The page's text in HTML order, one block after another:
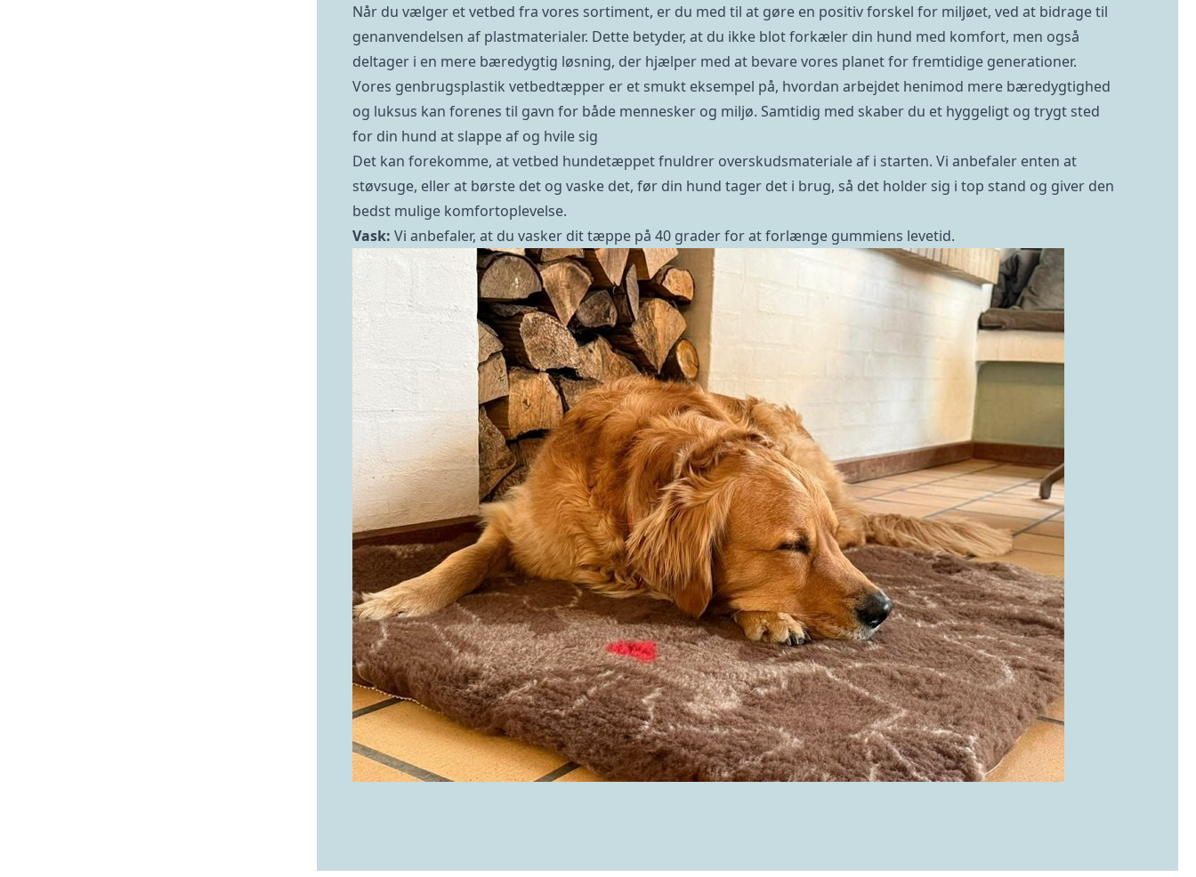
Når du vælger et vetbed fra vores sortiment, er du med til at gøre en positiv forskel for miljøet, ved at bidrage til
genanvendelsen af plastmaterialer. Dette betyder, at du ikke blot forkæler din hund med komfort, men også
deltager i en mere bæredygtig løsning, der hjælper med at bevare vores planet for fremtidige generationer.
Vores genbrugsplastik vetbedtæpper er et smukt eksempel på, hvordan arbejdet henimod mere bæredygtighed
og luksus kan forenes til gavn for både mennesker og miljø. Samtidig med skaber du et hyggeligt og trygt sted
for din hund at slappe af og hvile sig
Det kan forekomme, at vetbed hundetæppet fnuldrer overskudsmateriale af i starten. Vi anbefaler enten at
støvsuge, eller at børste det og vaske det, før din hund tager det i brug, så det holder sig i top stand og giver den
bedst mulige komfortoplevelse.
Vask: Vi anbefaler, at du vasker dit tæppe på 40 grader for at forlænge gummiens levetid.